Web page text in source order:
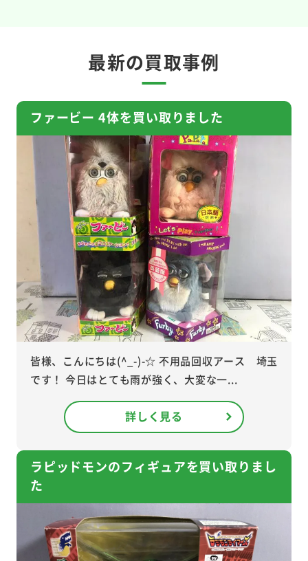
最新の買取事例
ファービー 4体を買い取りました
皆様、こんにちは(^_-)-☆ 不用品回収アース 埼玉
です！ 今日はとても雨が強く、大変な一...
詳しく見る
ラピッドモンのフィギュアを買い取りまし
た